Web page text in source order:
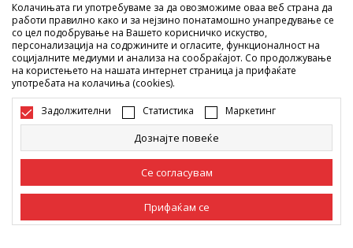
Не е дозволено превземање или користење на содржината од
интернет страните на Sport Vision, делумно или целосно a се
однесува на логоа, трговски марки, комерцијални содржини, ниту
истите да се отстапуваат на трети лица, јавно да се објавуваат или да
се користат за било какви цели, без писмена согласност од БДС.МК
ДООЕЛ.
Настојуваме да бидеме што попрецизни во описот на производот,
фотографијата и самата цена, но не можеме да гарантираме дака
сите информации се комплетни и без грешка. Сите прикажани
производи на сајтот се дел од нашата понуда, но не се подразбира
дека мораат да се достапни во секој момент. Достапноста на
Колачињата ги употребуваме за да овозможиме оваа веб страна да
работи правилно како и за нејзино понатамошно унапредување се
со цел подобрување на Вашето корисничко искуство,
персонализација на содржините и огласите, функционалност на
социјалните медиуми и анализа на сообраќајот. Со продолжување
на користењето на нашата интернет страница ја прифаќате
употребата на колачиња (cookies).
Задолжителни Статистика Маркетинг
Дознајте повеќе
Се согласувам
Прифаќам се